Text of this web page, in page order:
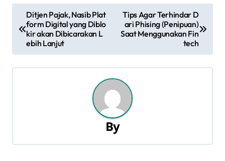
a
v
i
Ditjen Pajak, Nasib Plat
form Digital yang Diblo
kir akan Dibicarakan L
ebih Lanjut
Tips Agar Terhindar D
ari Phising (Penipuan)
Saat Menggunakan Fin
tech
By